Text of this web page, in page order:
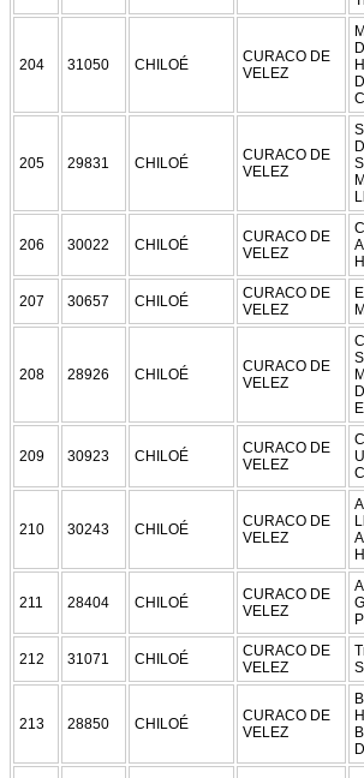
204 31050 CHILOÉ
CURACO DE
VELEZ
205 29831 CHILOÉ
CURACO DE
VELEZ
206 30022 CHILOÉ
CURACO DE
VELEZ
207 30657 CHILOÉ
CURACO DE
VELEZ
208 28926 CHILOÉ
CURACO DE
VELEZ
209 30923 CHILOÉ
CURACO DE
VELEZ
210 30243 CHILOÉ
CURACO DE
VELEZ
211 28404 CHILOÉ
CURACO DE
VELEZ
212 31071 CHILOÉ
CURACO DE
VELEZ
213 28850 CHILOÉ
CURACO DE
VELEZ